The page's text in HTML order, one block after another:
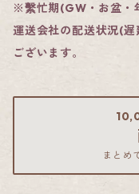
※繫忙期(GW・お盆・
運送会社の配送状況(
ございます。
まとめ